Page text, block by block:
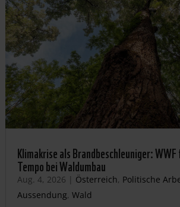
Klimakrise als Brandbeschleuniger:
Tempo bei Waldumbau
Aug. 4, 2026 | Österreich, Politische
Aussendung, Wald